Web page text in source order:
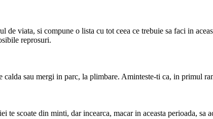
viata, si compune o lista cu tot ceea ce trebuie sa faci in
reprosuri.
sau mergi in parc, la plimbare. Aminteste-ti ca, in primul
te scoate din minti, dar incearca, macar in aceasta perioada, sa